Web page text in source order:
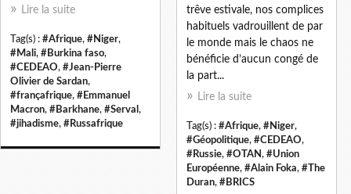
Lire la suite
Tag(s) : #Afrique, #Niger,
#Mali, #Burkina faso,
#CEDEAO, #Jean-Pierre
Olivier de Sardan,
#françafrique, #Emmanuel
Macron, #Barkhane, #Serval ,
#jihadisme, #Russafrique
trêve estivale, nos complices
habituels vadrouillent de par
le monde mais le chaos ne
bénéficie d’aucun congé de
la part...
Lire la suite
Tag(s) : #Afrique, #Niger,
#Géopolitique, #CEDEAO,
#Russie, #OTAN, #Union
Européenne, #Alain Foka, #The
Duran, #BRICS